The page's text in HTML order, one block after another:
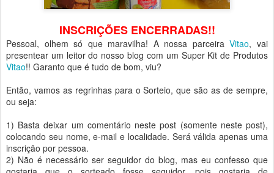
INSCRIÇÕES ENCERRADAS!!
Pessoal, olhem só que maravilha! A nossa parceiraVitao, vai
presentear um leitor do nosso blog com um Super Kit de Produtos
Vitao!! Garanto que é tudo de bom, viu?
Então, vamos as regrinhas para o Sorteio, que são as de sempre,
ou seja:
1) Basta deixar um comentário neste post (somente neste post),
colocando seu nome, e-mail e localidade. Será válida apenas uma
inscrição por pessoa.
2) Não é necessário ser seguidor do blog, mas eu confesso que